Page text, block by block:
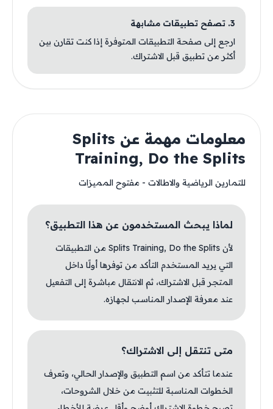
3. تصفح تطبيقات مشابهة
ارجع إلى صفحة التطبيقات المتوفرة إذا كنت تقارن بين
أكثر من تطبيق قبل الاشتراك.
معلومات مهمة عن Splits
Training, Do the Splits
للتمارين الرياضية والاطالات - مفتوح المميزات
لماذا يبحث المستخدمون عن هذا التطبيق؟
لأن Splits Training, Do the Splits من التطبيقات
التي يريد المستخدم التأكد من توفرها أولًا داخل
المتجر قبل الاشتراك، ثم الانتقال مباشرة إلى التفعيل
عند معرفة الإصدار المناسب لجهازه.
متى تنتقل إلى الاشتراك؟
عندما تتأكد من اسم التطبيق والإصدار الحالي، وتعرف
الخطوات المناسبة للتثبيت من خلال الشروحات،